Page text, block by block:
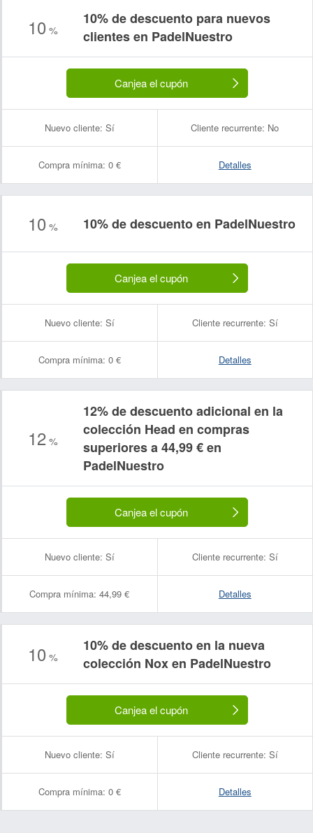
10 %
10% de descuento para nuevos
clientes en PadelNuestro
Canjea el cupón
Nuevo cliente: Sí Cliente recurrente: No
Compra mínima: 0 € Detalles
10 % 10% de descuento en PadelNuestro
Canjea el cupón
Nuevo cliente: Sí Cliente recurrente: Sí
Compra mínima: 0 € Detalles
12 %
12% de descuento adicional en la
colección Head en compras
superiores a 44,99 € en
PadelNuestro
Canjea el cupón
Nuevo cliente: Sí Cliente recurrente: Sí
Compra mínima: 44,99 € Detalles
10 %
10% de descuento en la nueva
colección Nox en PadelNuestro
Canjea el cupón
Nuevo cliente: Sí Cliente recurrente: Sí
Compra mínima: 0 € Detalles